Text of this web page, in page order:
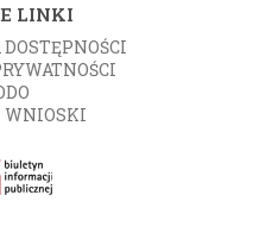
LINKI
WNIOSKI